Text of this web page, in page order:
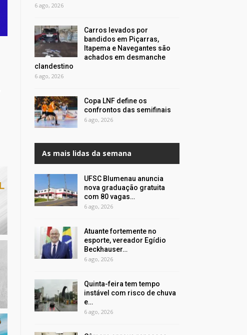
6 ago, 2026
Carros levados por
bandidos em Piçarras,
Itapema e Navegantes são
achados em desmanche
clandestino
6 ago, 2026
Copa LNF define os
confrontos das semifinais
6 ago, 2026
As mais lidas da semana
UFSC Blumenau anuncia
nova graduação gratuita
com 80 vagas…
6 ago, 2026
Atuante fortemente no
esporte, vereador Egídio
Beckhauser…
6 ago, 2026
Quinta-feira tem tempo
instável com risco de chuva
e…
6 ago, 2026